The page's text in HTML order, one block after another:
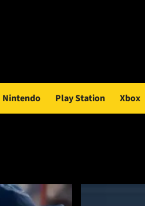
Nintendo Play Station Xbox